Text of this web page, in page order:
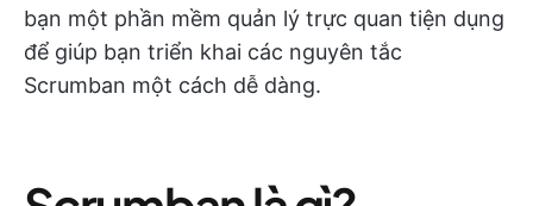
bạn một phần mềm quản lý trực quan tiện dụng
để giúp bạn triển khai các nguyên tắc
Scrumban một cách dễ dàng.